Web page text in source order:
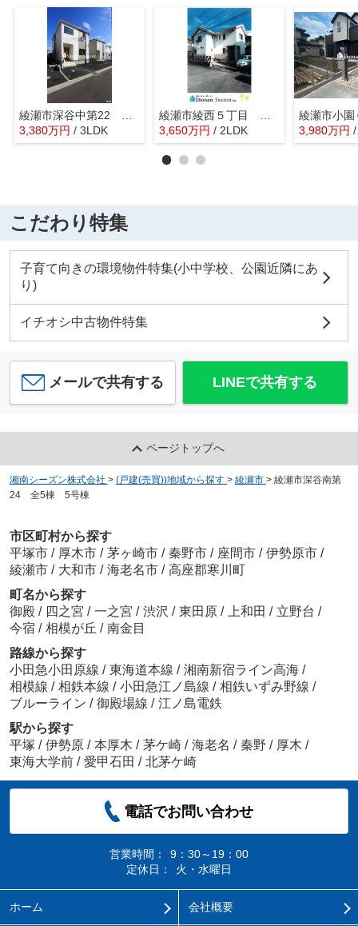
綾瀬市深谷中第22 全4棟 4号棟
3,380万円 / 3LDK
綾瀬市綾西５丁目 中古戸建 50.91坪
3,650万円 / 2LDK 3,980万円
こだわり特集
子育て向きの環境物件特集(小中学校、公園近隣にあ
り)
イチオシ中古物件特集
メールで共有する LINEで共有する
ページトップへ
湘南シーズン株式会社 > (戸建(売買))地域から探す > 綾瀬市 > 綾瀬市深谷南第
24 全5棟 5号棟
市区町村から探す
平塚市 / 厚木市 / 茅ヶ崎市 / 秦野市 / 座間市 / 伊勢原市 /
綾瀬市 / 大和市 / 海老名市 / 高座郡寒川町
町名から探す
御殿 / 四之宮 / 一之宮 / 渋沢 / 東田原 / 上和田 / 立野台 /
今宿 / 相模が丘 / 南金目
路線から探す
小田急小田原線 / 東海道本線 / 湘南新宿ライン高海 /
相模線 / 相鉄本線 / 小田急江ノ島線 / 相鉄いずみ野線 /
ブルーライン / 御殿場線 / 江ノ島電鉄
駅から探す
平塚 / 伊勢原 / 本厚木 / 茅ケ崎 / 海老名 / 秦野 / 厚木 /
東海大学前 / 愛甲石田 / 北茅ケ崎
電話でお問い合わせ
営業時間：
9：30～19：00
定休日：
火・水曜日
ホーム 会社概要